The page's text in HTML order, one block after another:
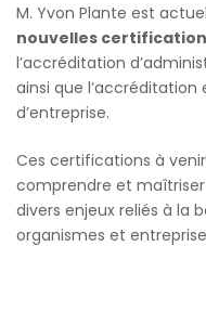
M. Yvon Plante est
nouvelles
l’accréditation
ainsi que
d’entreprise.
Ces certifications à
comprendre et
divers enjeux reliés à la
organismes et